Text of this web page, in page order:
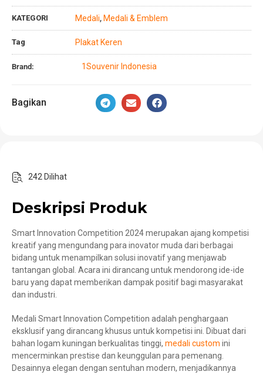
KATEGORI Medali, Medali & Emblem
Tag Plakat Keren
Brand: 1Souvenir Indonesia
Bagikan
242 Dilihat
Deskripsi Produk
Smart Innovation Competition 2024 merupakan ajang kompetisi
kreatif yang mengundang para inovator muda dari berbagai
bidang untuk menampilkan solusi inovatif yang menjawab
tantangan global. Acara ini dirancang untuk mendorong ide-ide
baru yang dapat memberikan dampak positif bagi masyarakat
dan industri.
Medali Smart Innovation Competition adalah penghargaan
eksklusif yang dirancang khusus untuk kompetisi ini. Dibuat dari
bahan logam kuningan berkualitas tinggi, medali custom ini
mencerminkan prestise dan keunggulan para pemenang.
Desainnya elegan dengan sentuhan modern, menjadikannya